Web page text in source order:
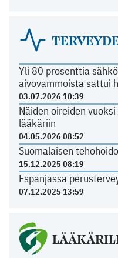
Yli 80 prosenttia
aivovammoista sattui
03.07.2026 10:39
Näiden oireiden
lääkäriin
04.05.2026 08:52
Suomalaisen
15.12.2025 08:19
Espanjassa
07.12.2025 13:59